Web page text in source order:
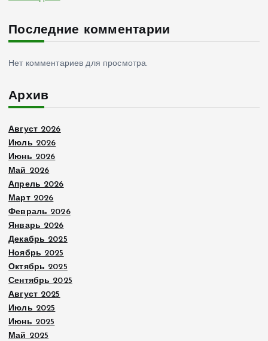
з
а
Последние комментарии
Нет комментариев для просмотра.
Архив
Август 2026
Июль 2026
Июнь 2026
Май 2026
Апрель 2026
Март 2026
Февраль 2026
Январь 2026
Декабрь 2025
Ноябрь 2025
Октябрь 2025
Сентябрь 2025
Август 2025
Июль 2025
Июнь 2025
Май 2025